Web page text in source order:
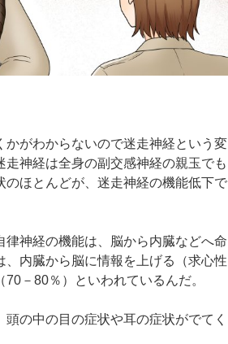
がわからないので迷走神経という変
神経は全身の副交感神経の親玉でも
のほとんどが、迷走神経の機能低下で
律神経の機能は、脳から内臓などへ命
内臓から脳に情報を上げる（求心性
－80％）といわれているんだ。
の中の目の症状や耳の症状がでてく